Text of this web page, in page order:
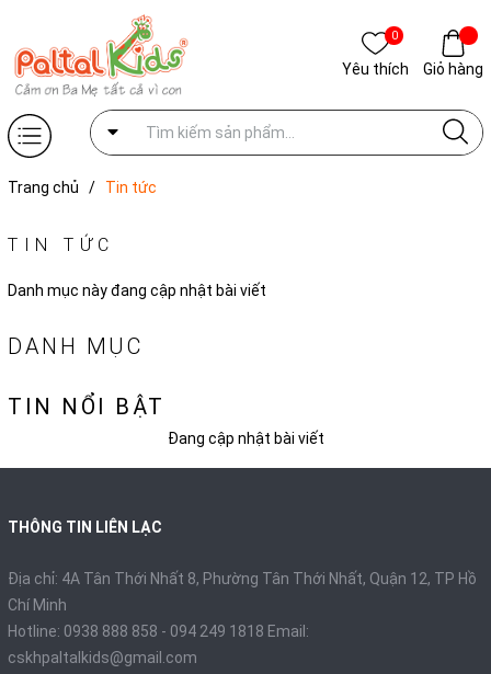
0
Yêu thích Giỏ hàng
Trang chủ / Tin tức
DANH MỤC
TIN NỔI BẬT
Đang cập nhật bài viết
TIN TỨC
Danh mục này đang cập nhật bài viết
THÔNG TIN LIÊN LẠC
Địa chỉ: 4A Tân Thới Nhất 8, Phường Tân Thới Nhất, Quận 12, TP Hồ
Chí Minh
Hotline: 0938 888 858 - 094 249 1818 Email:
cskhpaltalkids@gmail.com